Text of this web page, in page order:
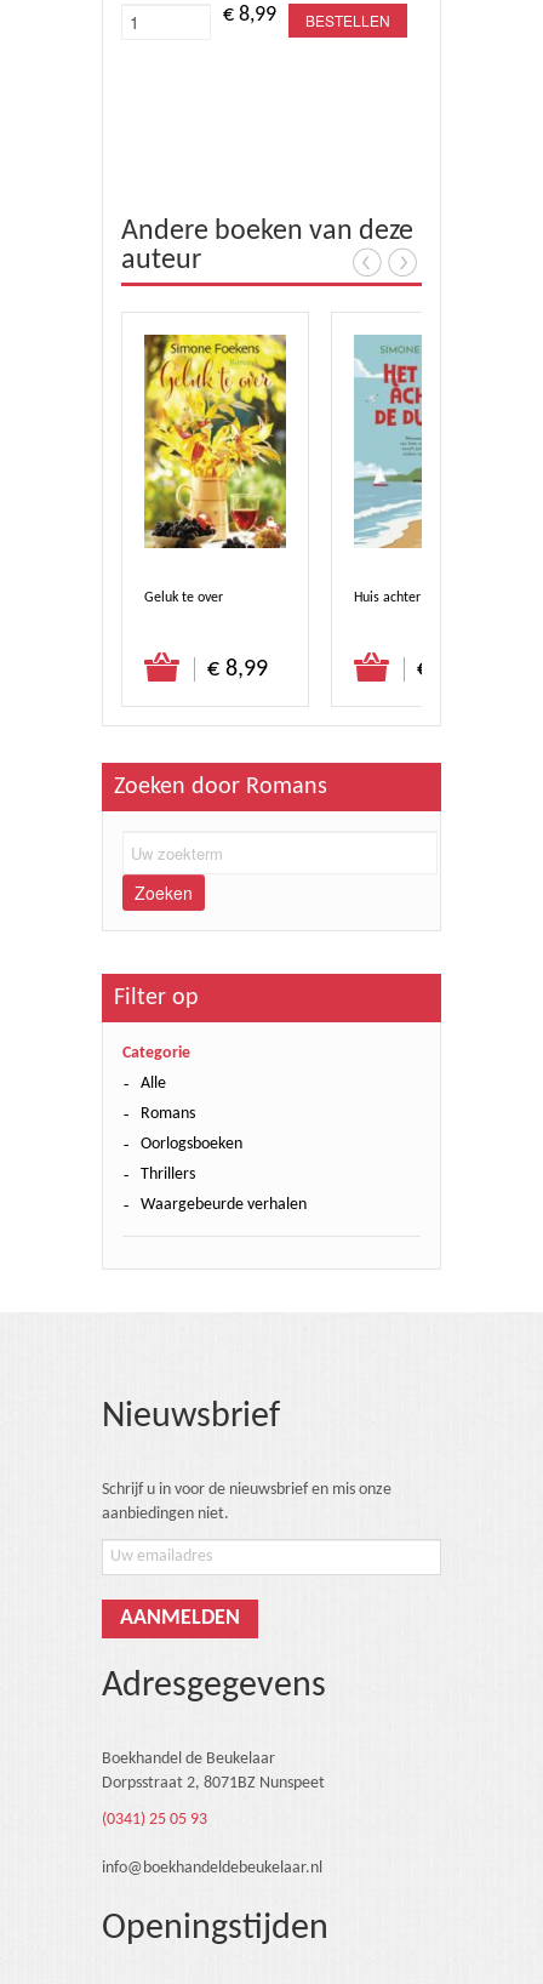
€ 8,99 BESTELLEN
Andere boeken van deze
auteur
Geluk te over
€ 8,99
Huis achter de duinen
€ 19,50
Bestel direct Bestel direct
Zoeken door Romans
Zoeken
Filter op
Categorie
Alle
Romans
Oorlogsboeken
Thrillers
Waargebeurde verhalen
Nieuwsbrief
Schrijf u in voor de nieuwsbrief en mis onze
aanbiedingen niet.
Adresgegevens
Boekhandel de Beukelaar
Dorpsstraat 2, 8071BZ Nunspeet
(0341) 25 05 93
info@boekhandeldebeukelaar.nl
Openingstijden